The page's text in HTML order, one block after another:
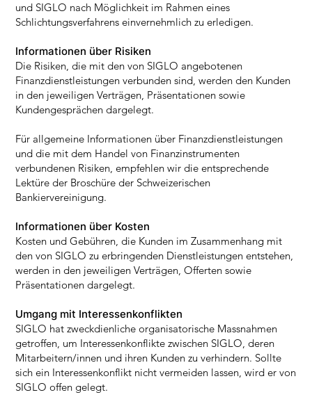
und SIGLO nach Möglichkeit im Rahmen eines
Schlichtungsverfahrens einvernehmlich zu erledigen.
Informationen über Risiken
Die Risiken, die mit den von SIGLO angebotenen
Finanzdienstleistungen verbunden sind, werden den Kunden
in den jeweiligen Verträgen, Präsentationen sowie
Kundengesprächen dargelegt.
Für allgemeine Informationen über Finanzdienstleistungen
und die mit dem Handel von Finanzinstrumenten
verbundenen Risiken, empfehlen wir die entsprechende
Lektüre der Broschüre der Schweizerischen
Bankiervereinigung.
Informationen über Kosten
Kosten und Gebühren, die Kunden im Zusammenhang mit
den von SIGLO zu erbringenden Dienstleistungen entstehen,
werden in den jeweiligen Verträgen, Offerten sowie
Präsentationen dargelegt.
Umgang mit Interessenkonflikten
SIGLO hat zweckdienliche organisatorische Massnahmen
getroffen, um Interessenkonflikte zwischen SIGLO, deren
Mitarbeitern/innen und ihren Kunden zu verhindern. Sollte
sich ein Interessenkonflikt nicht vermeiden lassen, wird er von
SIGLO offen gelegt.